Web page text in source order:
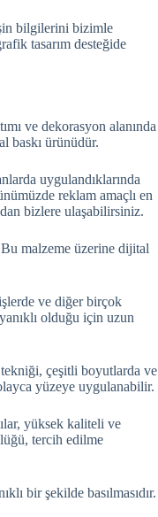
bilgilerini bizimle
tasarım desteğide
ve dekorasyon alanında
baskı ürünüdür.
uygulandıklarında
reklam amaçlı en
bizlere ulaşabilirsiniz.
malzeme üzerine dijital
ve diğer birçok
olduğu için uzun
tekniği, çeşitli boyutlarda ve
yüzeye uygulanabilir.
yüksek kaliteli ve
tercih edilme
bir şekilde basılmasıdır.